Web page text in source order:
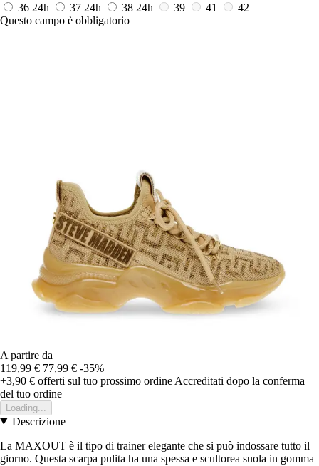
36 24h 37 24h 38 24h 39 41
42
Questo campo è obbligatorio
A partire da
119,99 € 77,99 € -35%
+3,90 € offerti sul tuo prossimo ordine Accreditati dopo la conferma
del tuo ordine
Loading...
Descrizione
La MAXOUT è il tipo di trainer elegante che si può indossare tutto il
giorno. Questa scarpa pulita ha una spessa e scultorea suola in gomma